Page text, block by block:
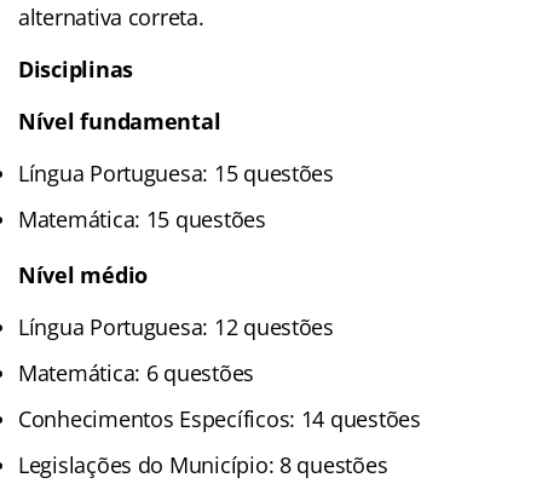
alternativa correta.
Disciplinas
Nível fundamental
Língua Portuguesa: 15 questões
Matemática: 15 questões
Nível médio
Língua Portuguesa: 12 questões
Matemática: 6 questões
Conhecimentos Específicos: 14 questões
Legislações do Município: 8 questões